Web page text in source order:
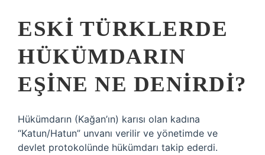
ESKI TÜRKLERDE
HÜKÜMDARIN
EŞINE NE DENIRDI?
Hükümdarın (Kağan’ın) karısı olan kadına
“Katun/Hatun” unvanı verilir ve yönetimde ve
devlet protokolünde hükümdarı takip ederdi.